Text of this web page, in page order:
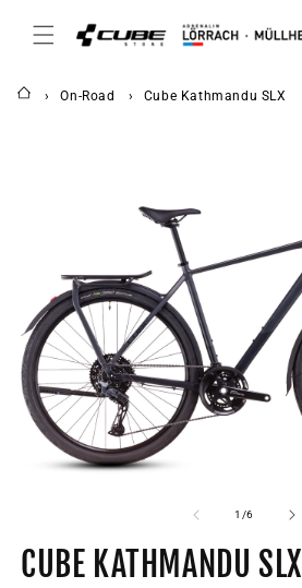
ZUM
INHALT
On-Road Cube Kathmandu SLX
1 /von
6
CUBE KATHMANDU SLX